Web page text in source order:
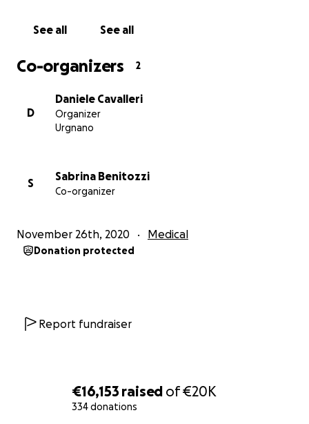
€16,153 raised of€20K
334 donations
See all See all
Co-organizers 2
D
Daniele Cavalleri
Organizer
Urgnano
S
Sabrina Benitozzi
Co-organizer
November 26th, 2020 Medical
Donation protected
Report fundraiser